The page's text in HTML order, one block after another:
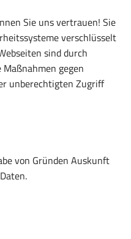
Sie uns vertrauen! Sie
verschlüsselt
sind durch
gegen
unberechtigten Zugriff
von Gründen Auskunft